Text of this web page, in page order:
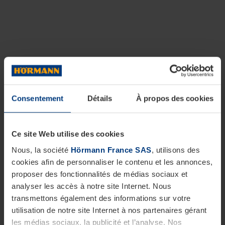
Consentement Détails À propos des cookies
Ce site Web utilise des cookies
Nous, la société Hörmann France SAS, utilisons des
cookies afin de personnaliser le contenu et les annonces,
proposer des fonctionnalités de médias sociaux et
analyser les accès à notre site Internet. Nous
transmettons également des informations sur votre
utilisation de notre site Internet à nos partenaires gérant
les médias sociaux, la publicité et l’analyse. Nos